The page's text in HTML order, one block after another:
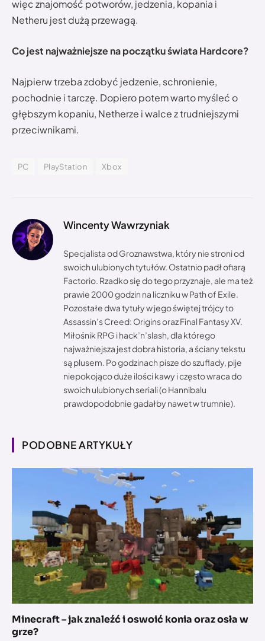
więc znajomość potworów, jedzenia, kopania i
Netheru jest dużą przewagą.
Co jest najważniejsze na początku świata Hardcore?
Najpierw trzeba zdobyć jedzenie, schronienie,
pochodnie i tarczę. Dopiero potem warto myśleć o
głębszym kopaniu, Netherze i walce z trudniejszymi
przeciwnikami.
PC PlayStation Xbox
Wincenty Wawrzyniak
Specjalista od Groznawstwa, który nie stroni od
swoich ulubionych tytułów. Ostatnio padł ofiarą
Factorio. Rzadko się do tego przyznaje, ale ma też
prawie 2000 godzin na liczniku w Path of Exile.
Pozostałe dwa tytuły w jego świętej trójcy to
Assassin’s Creed: Origins oraz Final Fantasy XV.
Miłośnik RPG i hack’n’slash, dla którego
najważniejsza jest dobra historia, a ściany tekstu
są plusem. Po godzinach pisze do szuflady, pije
niepokojąco duże ilości kawy i często wraca do
swoich ulubionych seriali (o Hannibalu
prawdopodobnie gadałby nawet w trumnie).
PODOBNE ARTYKUŁY
Minecraft – jak znaleźć i oswoić konia oraz osła w
grze?